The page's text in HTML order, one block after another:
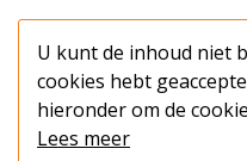
U kunt de inhoud niet
cookies hebt
hieronder om de
Lees meer